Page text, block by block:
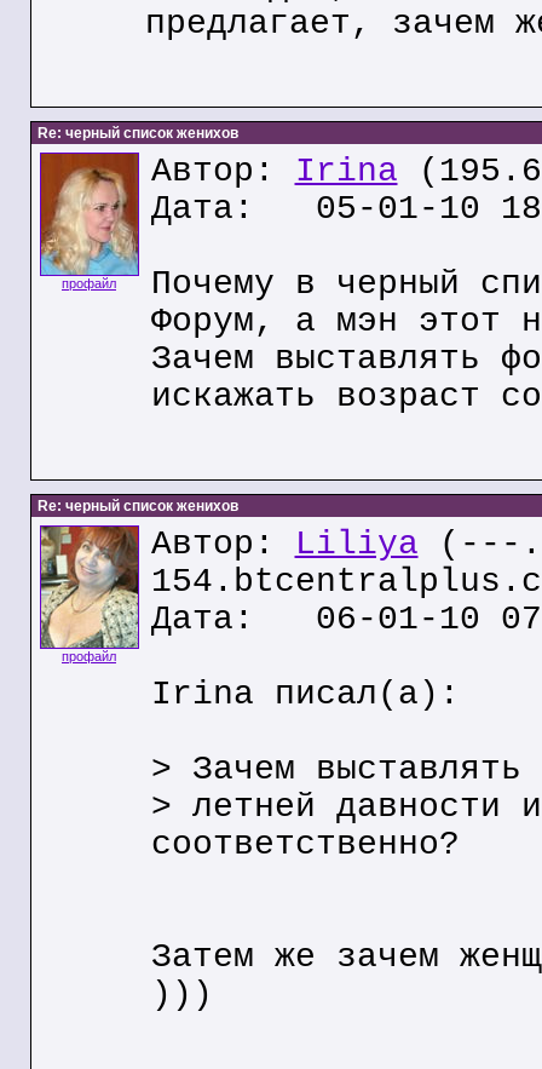
предлагает, зачем
Re: черный список женихов
профайл
Автор: Irina
Дата: 05-01-10
Почему в черный
Форум, а мэн этот
Зачем выставлять
искажать возраст
Re: черный список женихов
профайл
Автор: Liliya (---
Дата: 06-01-10
Irina писал(а):
> Зачем выставлять
> летней давности
соответственно?
Затем же зачем
)))